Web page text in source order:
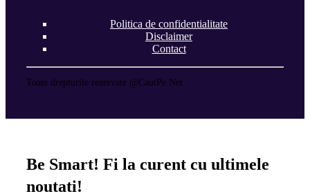
Politica de confidentialitate
Disclaimer
Contact
Toate drepturile rezervate @CautPe.Net
Be Smart! Fi la curent cu ultimele
noutati!